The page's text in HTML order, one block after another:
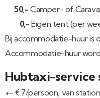
50,- Camper- of
0,- Eigen tent (per
Bij accommodatie-huur is
Accommodatie-huur
Hubtaxi-service
+- € 7/persoon, van